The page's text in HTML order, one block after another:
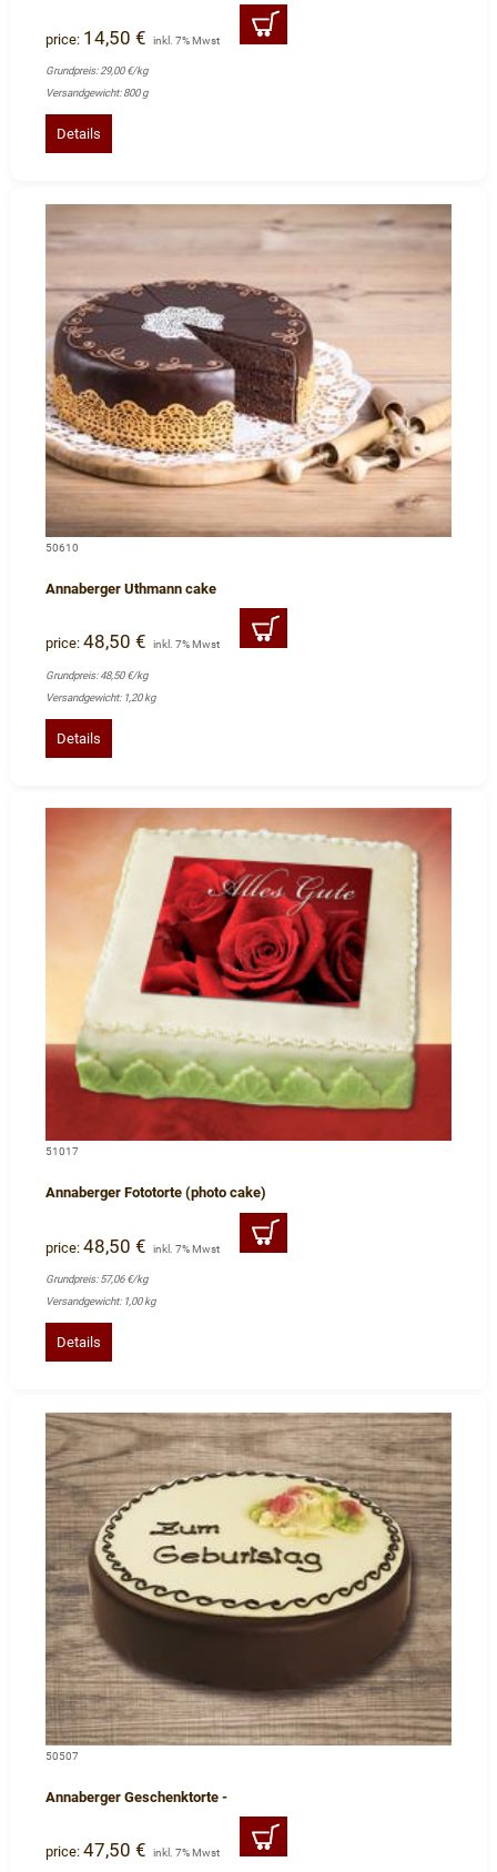
price: 14,50 € inkl. 7% Mwst
Grundpreis: 29,00 €/kg
Versandgewicht: 800 g
Details
50610
Annaberger Uthmann cake
price: 48,50 € inkl. 7% Mwst
Grundpreis: 48,50 €/kg
Versandgewicht: 1,20 kg
Details
51017
Annaberger Fototorte (photo cake)
price: 48,50 € inkl. 7% Mwst
Grundpreis: 57,06 €/kg
Versandgewicht: 1,00 kg
Details
50507
Annaberger Geschenktorte -
price: 47,50 € inkl. 7% Mwst